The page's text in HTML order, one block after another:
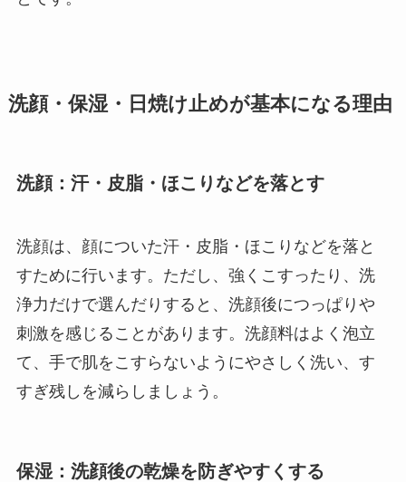
洗顔・保湿・日焼け止めが基本になる理由
洗顔：汗・皮脂・ほこりなどを落とす
洗顔は、顔についた汗・皮脂・ほこりなどを落と
すために行います。ただし、強くこすったり、洗
浄力だけで選んだりすると、洗顔後につっぱりや
刺激を感じることがあります。洗顔料はよく泡立
て、手で肌をこすらないようにやさしく洗い、す
すぎ残しを減らしましょう。
保湿：洗顔後の乾燥を防ぎやすくする